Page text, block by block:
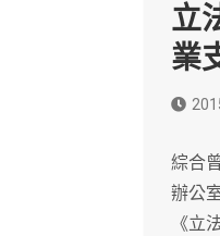
立
業
綜合
辦公
《立